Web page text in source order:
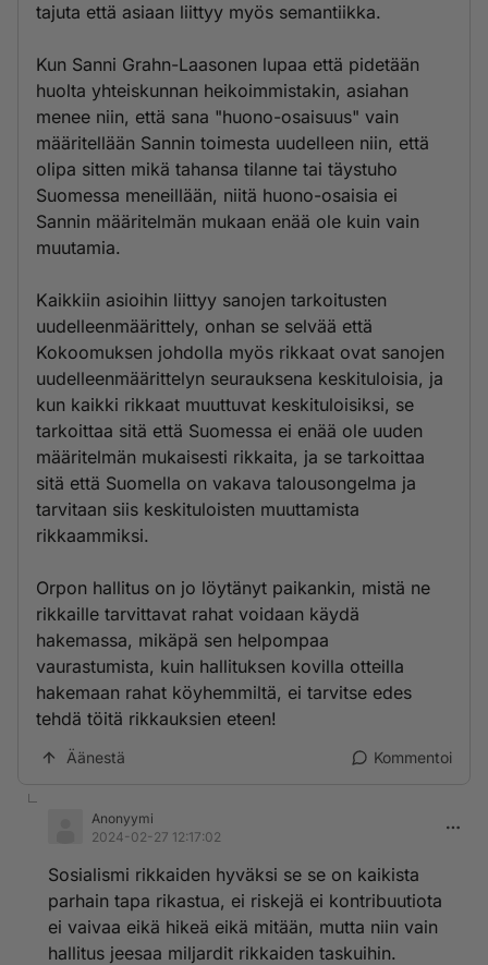
tajuta että asiaan liittyy myös semantiikka.
Kun Sanni Grahn-Laasonen lupaa että pidetään
huolta yhteiskunnan heikoimmistakin, asiahan
menee niin, että sana "huono-osaisuus" vain
määritellään Sannin toimesta uudelleen niin, että
olipa sitten mikä tahansa tilanne tai täystuho
Suomessa meneillään, niitä huono-osaisia ei
Sannin määritelmän mukaan enää ole kuin vain
muutamia.
Kaikkiin asioihin liittyy sanojen tarkoitusten
uudelleenmäärittely, onhan se selvää että
Kokoomuksen johdolla myös rikkaat ovat sanojen
uudelleenmäärittelyn seurauksena keskituloisia, ja
kun kaikki rikkaat muuttuvat keskituloisiksi, se
tarkoittaa sitä että Suomessa ei enää ole uuden
määritelmän mukaisesti rikkaita, ja se tarkoittaa
sitä että Suomella on vakava talousongelma ja
tarvitaan siis keskituloisten muuttamista
rikkaammiksi.
Orpon hallitus on jo löytänyt paikankin, mistä ne
rikkaille tarvittavat rahat voidaan käydä
hakemassa, mikäpä sen helpompaa
vaurastumista, kuin hallituksen kovilla otteilla
hakemaan rahat köyhemmiltä, ei tarvitse edes
tehdä töitä rikkauksien eteen!
Äänestä Kommentoi
Anonyymi
2024-02-27 12:17:02
Sosialismi rikkaiden hyväksi se se on kaikista
parhain tapa rikastua, ei riskejä ei kontribuutiota
ei vaivaa eikä hikeä eikä mitään, mutta niin vain
hallitus jeesaa miljardit rikkaiden taskuihin.